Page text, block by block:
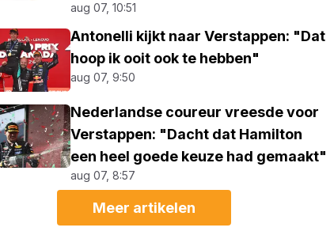
aug 07, 10:51
Antonelli kijkt naar Verstappen: "Dat
hoop ik ooit ook te hebben"
aug 07, 9:50
Nederlandse coureur vreesde voor
Verstappen: "Dacht dat Hamilton
een heel goede keuze had gemaakt"
aug 07, 8:57
Meer artikelen